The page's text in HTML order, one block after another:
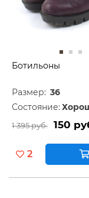
Ботильоны
Размер: 36
Состояние:
1 395 руб. 150
2